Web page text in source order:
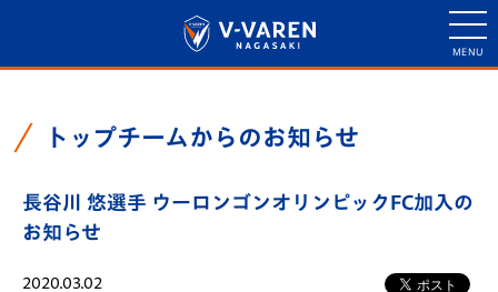
トップチームからのお知らせ
長谷川 悠選手 ウーロンゴンオリンピックFC加入の
お知らせ
2020.03.02